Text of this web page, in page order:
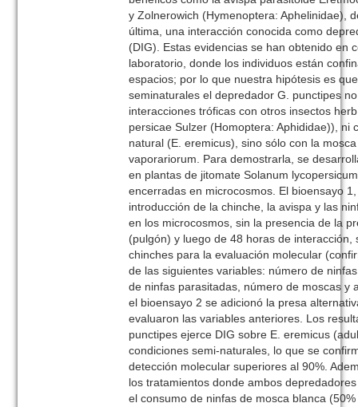
y Zolnerowich (Hymenoptera: Aphelinidae),
última, una interacción conocida como
(DIG). Estas evidencias se han obtenido en
laboratorio, donde los individuos están
espacios; por lo que nuestra hipótesis es
seminaturales el depredador G. punctipes
interacciones tróficas con otros insectos
persicae Sulzer (Homoptera: Aphididae)), ni
natural (E. eremicus), sino sólo con la
vaporariorum. Para demostrarla, se
en plantas de jitomate Solanum lycopersicum
encerradas en microcosmos. El bioensayo
introducción de la chinche, la avispa y las
en los microcosmos, sin la presencia de la
(pulgón) y luego de 48 horas de interacción,
chinches para la evaluación molecular
de las siguientes variables: número de
de ninfas parasitadas, número de moscas y
el bioensayo 2 se adicionó la presa
evaluaron las variables anteriores. Los
punctipes ejerce DIG sobre E. eremicus
condiciones semi-naturales, lo que se
detección molecular superiores al 90%.
los tratamientos donde ambos
el consumo de ninfas de mosca blanca